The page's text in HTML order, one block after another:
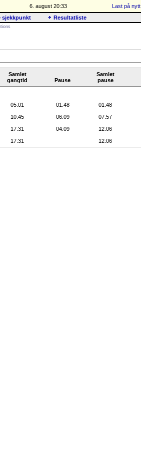
6. august 20:33 Last på nytt
sjekkpunkt
Resultatliste
Samlet
gangtid
Pause
Samlet
pause
05:01 01:48 01:48
10:45 06:09 07:57
17:31 04:09 12:06
17:31 12:06